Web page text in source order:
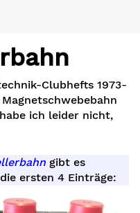
Clubhefts 1973-
ich leider nicht,
gibt es
ersten 4 Einträge: